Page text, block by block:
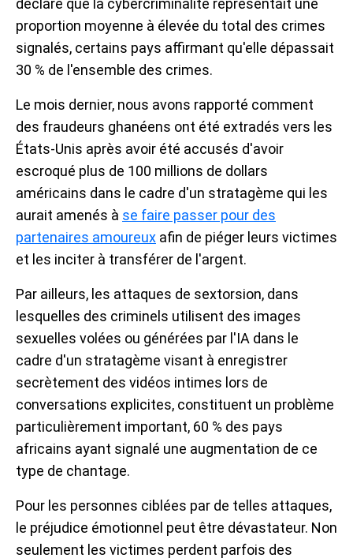
déclaré que la cybercriminalité représentait une
proportion moyenne à élevée du total des crimes
signalés, certains pays affirmant qu'elle dépassait
30 % de l'ensemble des crimes.
Le mois dernier, nous avons rapporté comment
des fraudeurs ghanéens ont été extradés vers les
États-Unis après avoir été accusés d'avoir
escroqué plus de 100 millions de dollars
américains dans le cadre d'un stratagème qui les
aurait amenés à se faire passer pour des
partenaires amoureux afin de piéger leurs victimes
et les inciter à transférer de l'argent.
Par ailleurs, les attaques de sextorsion, dans
lesquelles des criminels utilisent des images
sexuelles volées ou générées par l'IA dans le
cadre d'un stratagème visant à enregistrer
secrètement des vidéos intimes lors de
conversations explicites, constituent un problème
particulièrement important, 60 % des pays
africains ayant signalé une augmentation de ce
type de chantage.
Pour les personnes ciblées par de telles attaques,
le préjudice émotionnel peut être dévastateur. Non
seulement les victimes perdent parfois des